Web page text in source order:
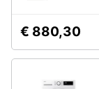
€ 880,30